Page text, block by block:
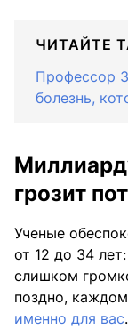
ЧИТАЙТЕ
Профессор
болезнь,
грозит
Ученые
от 12 до 34
слишком
поздно,
именно для вас.